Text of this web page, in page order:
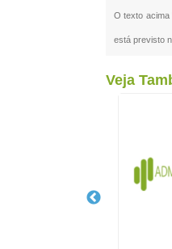
O texto acima
está previsto
Veja